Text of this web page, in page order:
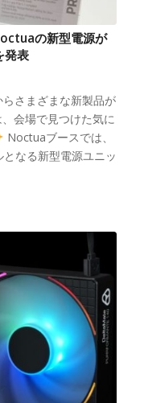
の新型電源が
発表
さまざまな新製品が
会場で見つけた気に
Noctuaブースでは、
なる新型電源ユニッ